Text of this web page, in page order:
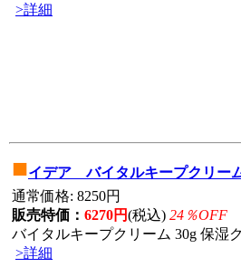
>詳細
■イデア バイタルキープクリー
通常価格: 8250円
販売特価： 6270円(税込) 24％OFF
バイタルキープクリーム 30g 保湿
>詳細